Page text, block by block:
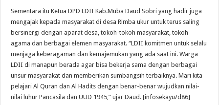
Sementara itu Ketua DPD LDII Kab.Muba Daud Sobri yang hadir juga
mengajak kepada masyarakat di desa Rimba ukur untuk terus saling
bersinergi dengan aparat desa, tokoh-tokoh masyarakat, tokoh
agama dan berbagai elemen masyarakat. “LDII komitmen untuk selalu
menjaga keberagaman dan kemajemukan yang ada saat ini. Warga
LDII di manapun berada agar bisa bekerja sama dengan berbagai
unsur masyarakat dan memberikan sumbangsih terbaiknya. Mari kita
pelajari Al Quran dan Al Hadits dengan benar-benar wujudkan nilai-
nilai luhur Pancasila dan UUD 1945,” ujar Daud. [infosekayu/d86]